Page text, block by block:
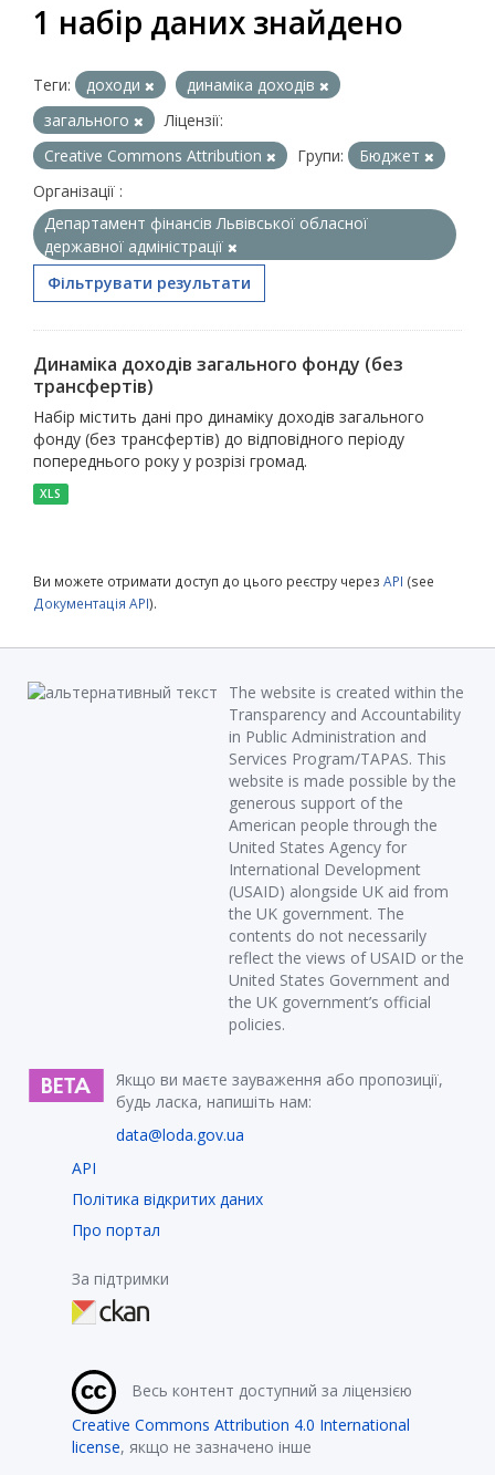
1 набір даних знайдено
Теги: доходи
динаміка доходів
загального
Ліцензії:
Creative Commons Attribution
Групи:
Бюджет
Організації :
Департамент фінансів Львівської обласної
державної адміністрації
Фільтрувати результати
Динаміка доходів загального фонду (без
трансфертів)
Набір містить дані про динаміку доходів загального
фонду (без трансфертів) до відповідного періоду
попереднього року у розрізі громад.
XLS
Ви можете отримати доступ до цього реєстру через API (see
Документація API).
The website is created within the
Transparency and Accountability
in Public Administration and
Services Program/TAPAS. This
website is made possible by the
generous support of the
American people through the
United States Agency for
International Development
(USAID) alongside UK aid from
the UK government. The
contents do not necessarily
reflect the views of USAID or the
United States Government and
the UK government’s official
policies.
Якщо ви маєте зауваження або пропозиції,
будь ласка, напишіть нам:
data@loda.gov.ua
API
Політика відкритих даних
Про портал
За підтримки
Весь контент доступний за ліцензією
Creative Commons Attribution 4.0 International
license, якщо не зазначено інше